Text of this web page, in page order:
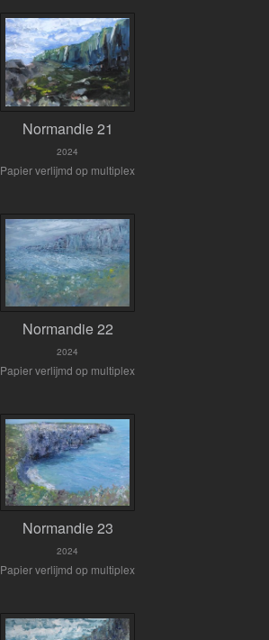
Normandie 21
2024
Papier verlijmd op multiplex
Normandie 22
2024
Papier verlijmd op multiplex
Normandie 23
2024
Papier verlijmd op multiplex